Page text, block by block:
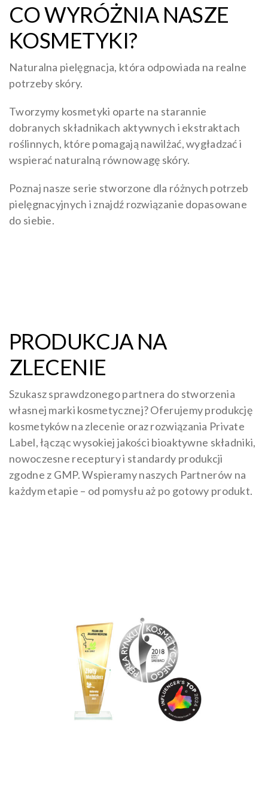
CO WYRÓŻNIA NASZE
KOSMETYKI?
Naturalna pielęgnacja, która odpowiada na realne
potrzeby skóry.
Tworzymy kosmetyki oparte na starannie
dobranych składnikach aktywnych i ekstraktach
roślinnych, które pomagają nawilżać, wygładzać i
wspierać naturalną równowagę skóry.
Poznaj nasze serie stworzone dla różnych potrzeb
pielęgnacyjnych i znajdź rozwiązanie dopasowane
do siebie.
PRODUKCJA NA
ZLECENIE
Szukasz sprawdzonego partnera do stworzenia
własnej marki kosmetycznej? Oferujemy produkcję
kosmetyków na zlecenie oraz rozwiązania Private
Label, łącząc wysokiej jakości bioaktywne składniki,
nowoczesne receptury i standardy produkcji
zgodne z GMP. Wspieramy naszych Partnerów na
każdym etapie – od pomysłu aż po gotowy produkt.